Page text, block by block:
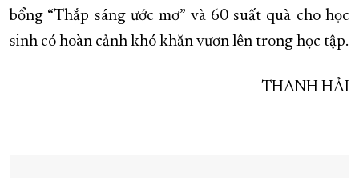
bổng “Thắp sáng ước mơ” và 60 suất quà cho học
sinh có hoàn cảnh khó khăn vươn lên trong học tập.
THANH HẢI